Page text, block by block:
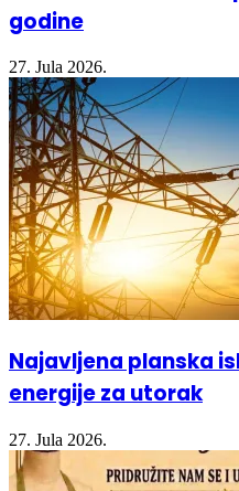
27. Jula 2026.
Najavljena planska
energije za utorak
27. Jula 2026.